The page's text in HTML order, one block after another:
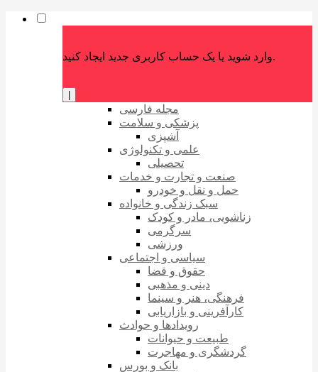
وارد شوید یا یک حساب کاربری جدید ایجاد کنید.
مجله فارسی
پزشکی و سلامت
آشپزی
علمی و تکنولوژی
تحصیلی
صنعت و تجارت و خدمات
حمل و نقل و خودرو
سبک زندگی و خانواده
زناشویی، مادر و کودک
سرگرمی
ورزشی
سیاسی و اجتماعی
حقوق و قضا
دینی و مذهبی
فرهنگی، هنر و سینما
کارآفرینی و بازاریابی
رویدادها و حوادث
طبیعت و حیوانات
گردشگری و مهاجرت
بانک و بورس